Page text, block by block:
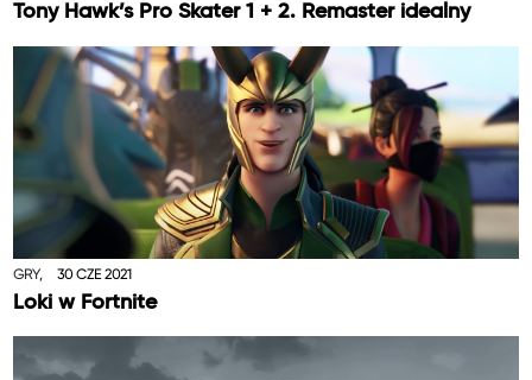
Tony Hawk’s Pro Skater 1 + 2. Remaster idealny
GRY, 30 CZE 2021
Loki w Fortnite